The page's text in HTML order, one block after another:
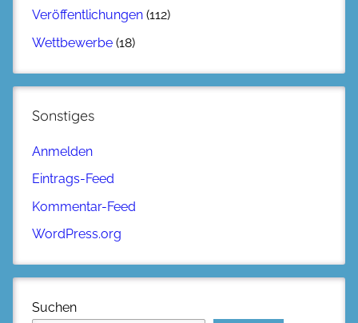
Veröffentlichungen (112)
Wettbewerbe (18)
Sonstiges
Anmelden
Eintrags-Feed
Kommentar-Feed
WordPress.org
Suchen